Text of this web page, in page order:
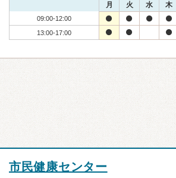
月 火 水 木
09:00-12:00
13:00-17:00
市民健康センター